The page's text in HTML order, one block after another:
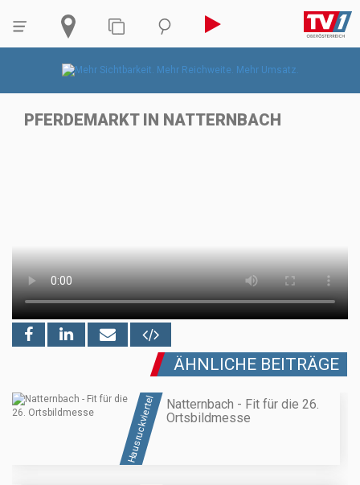
PFERDEMARKT IN NATTERNBACH
ÄHNLICHE BEITRÄGE
Hausruckviertel
Natternbach - Fit für die 26.
Ortsbildmesse